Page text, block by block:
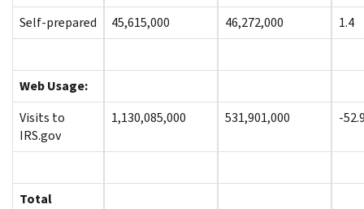
Self-prepared 45,615,000 46,272,000 1.4
Web Usage:
Visits to
IRS.gov
1,130,085,000 531,901,000 -
Total